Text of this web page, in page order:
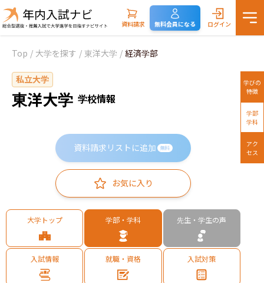
資料請求 無料会員になる ログイン
Top / 大学を探す / 東洋大学 / 経済学部
私立大学
東洋大学 学校情報
資料請求リストに追加 無料
お気に入り
大学トップ 学部・学科 先生・学生の声
入試情報 就職・資格 入試対策
学びの
特徴
学部
学科
アク
セス